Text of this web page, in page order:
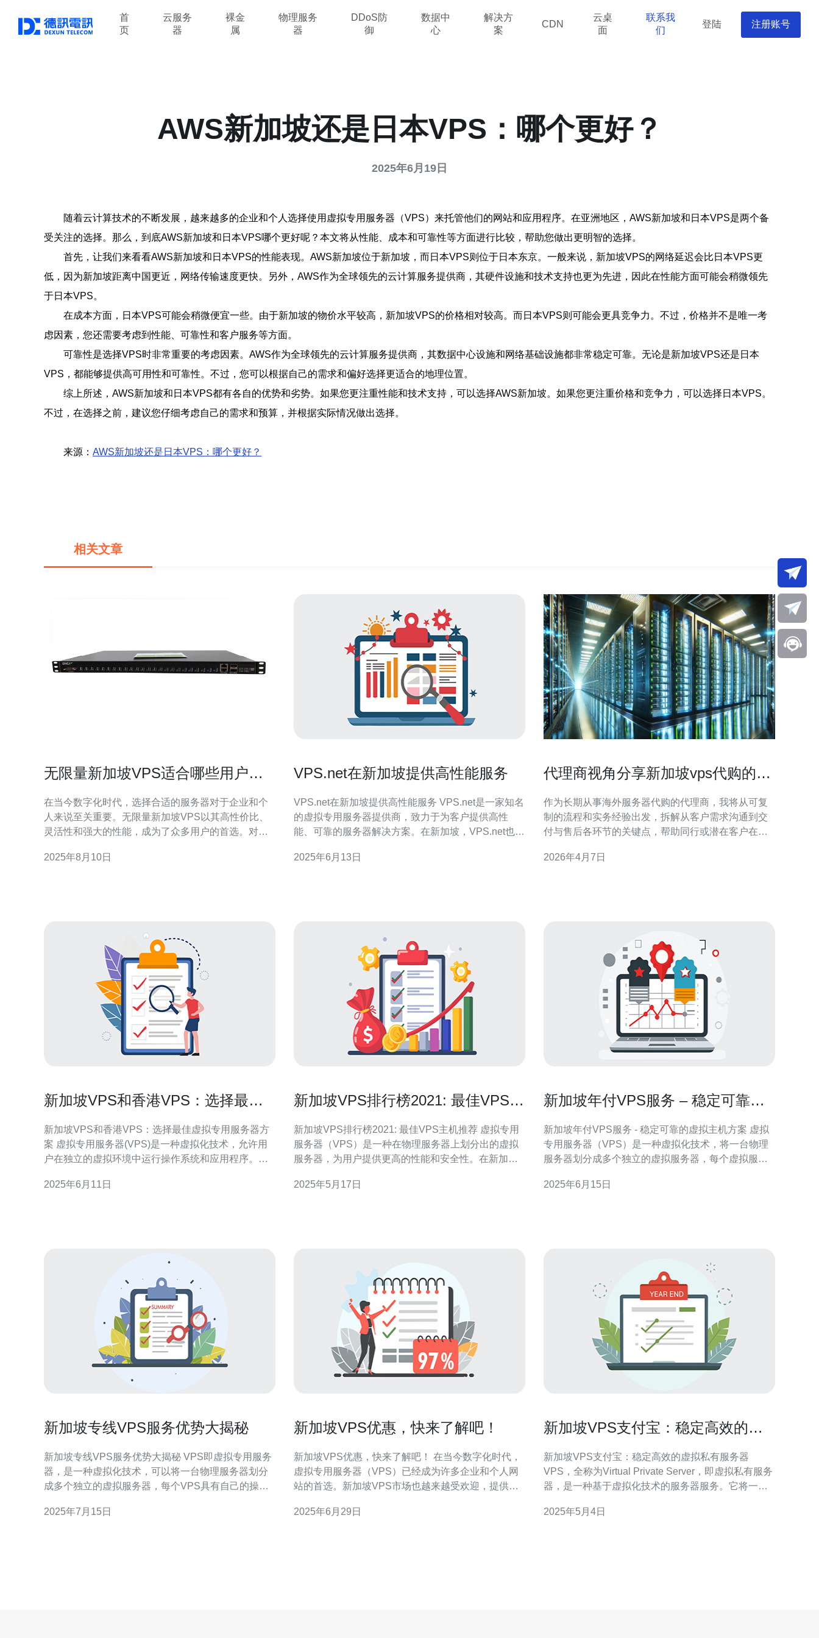
首
页
云服务
器
裸金
属
物理服务
器
DDoS防
御
数据中
心
解决方
案
CDN
云桌
面
联系我
们
登陆 注册账号
AWS新加坡还是日本VPS：哪个更好？
2025年6月19日
随着云计算技术的不断发展，越来越多的企业和个人选择使用虚拟专用服务器（VPS）来托管他们的网站和应用程序。在亚洲地区，AWS新加坡和日本VPS是两个备
受关注的选择。那么，到底AWS新加坡和日本VPS哪个更好呢？本文将从性能、成本和可靠性等方面进行比较，帮助您做出更明智的选择。
首先，让我们来看看AWS新加坡和日本VPS的性能表现。AWS新加坡位于新加坡，而日本VPS则位于日本东京。一般来说，新加坡VPS的网络延迟会比日本VPS更
低，因为新加坡距离中国更近，网络传输速度更快。另外，AWS作为全球领先的云计算服务提供商，其硬件设施和技术支持也更为先进，因此在性能方面可能会稍微领先
于日本VPS。
在成本方面，日本VPS可能会稍微便宜一些。由于新加坡的物价水平较高，新加坡VPS的价格相对较高。而日本VPS则可能会更具竞争力。不过，价格并不是唯一考
虑因素，您还需要考虑到性能、可靠性和客户服务等方面。
可靠性是选择VPS时非常重要的考虑因素。AWS作为全球领先的云计算服务提供商，其数据中心设施和网络基础设施都非常稳定可靠。无论是新加坡VPS还是日本
VPS，都能够提供高可用性和可靠性。不过，您可以根据自己的需求和偏好选择更适合的地理位置。
综上所述，AWS新加坡和日本VPS都有各自的优势和劣势。如果您更注重性能和技术支持，可以选择AWS新加坡。如果您更注重价格和竞争力，可以选择日本VPS。
不过，在选择之前，建议您仔细考虑自己的需求和预算，并根据实际情况做出选择。
来源： AWS新加坡还是日本VPS：哪个更好？
相关文章
无限量新加坡VPS适合哪些用户需
在当今数字化时代，选择合适的服务器对于企业和个
人来说至关重要。无限量新加坡VPS以其高性价比、
灵活性和强大的性能，成为了众多用户的首选。对于
新加坡VPS提供了无限流量的优势，使得它成为各种
2025年8月10日
VPS.net在新加坡提供高性能服务
VPS.net在新加坡提供高性能服务 VPS.net是一家知名
的虚拟专用服务器提供商，致力于为客户提供高性
能、可靠的服务器解决方案。在新加坡，VPS.net也提
服务器体验。 VPS.net在新加坡提供的高性能服务有
2025年6月13日
代理商视角分享新加坡vps代购的服
作为长期从事海外服务器代购的代理商，我将从可复
制的流程和实务经验出发，拆解从客户需求沟通到交
付与售后各环节的关键点，帮助同行或潜在客户在代
规性。 哪个套餐更适合不同类型的客户？ 选择时先评
2026年4月7日
新加坡VPS和香港VPS：选择最佳
新加坡VPS和香港VPS：选择最佳虚拟专用服务器方
案 虚拟专用服务器(VPS)是一种虚拟化技术，允许用
户在独立的虚拟环境中运行操作系统和应用程序。新
方案供选择。本文将比较新加坡VPS和香港VPS，帮
2025年6月11日
新加坡VPS排行榜2021: 最佳VPS主
新加坡VPS排行榜2021: 最佳VPS主机推荐 虚拟专用
服务器（VPS）是一种在物理服务器上划分出的虚拟
服务器，为用户提供更高的性能和安全性。在新加
稳定的VPS主机商家非常重要。 以下是2021年新加坡
2025年5月17日
新加坡年付VPS服务 – 稳定可靠的
新加坡年付VPS服务 - 稳定可靠的虚拟主机方案 虚拟
专用服务器（VPS）是一种虚拟化技术，将一台物理
服务器划分成多个独立的虚拟服务器，每个虚拟服务
VPS服务提供了一种稳定可靠的虚拟主机方案，适合
2025年6月15日
新加坡专线VPS服务优势大揭秘
新加坡专线VPS服务优势大揭秘 VPS即虚拟专用服务
器，是一种虚拟化技术，可以将一台物理服务器划分
成多个独立的虚拟服务器，每个VPS具有自己的操作
务在全球享有盛誉，其优势主要体现在以下几个方
2025年7月15日
新加坡VPS优惠，快来了解吧！
新加坡VPS优惠，快来了解吧！ 在当今数字化时代，
虚拟专用服务器（VPS）已经成为许多企业和个人网
站的首选。新加坡VPS市场也越来越受欢迎，提供高
机，不妨了解一下新加坡VPS优惠。 新加坡VPS拥有
2025年6月29日
新加坡VPS支付宝：稳定高效的虚
新加坡VPS支付宝：稳定高效的虚拟私有服务器
VPS，全称为Virtual Private Server，即虚拟私有服务
器，是一种基于虚拟化技术的服务器服务。它将一台
都具有独立的操作系统和资源，可以满足用户对独立
2025年5月4日